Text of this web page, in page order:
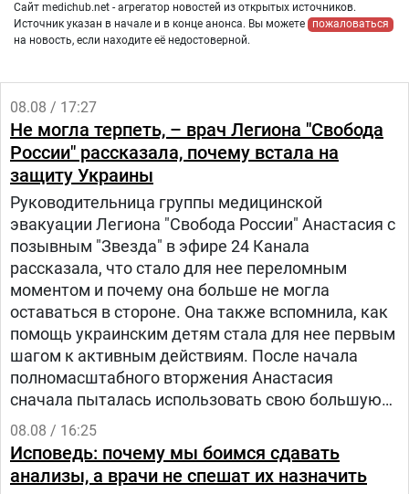
Сайт medichub.net - агрегатор новостей из открытых источников.
Источник указан в начале и в конце анонса. Вы можете
пожаловаться
на новость, если находите её недостоверной.
08.08 / 17:27
Не могла терпеть, – врач Легиона "Свобода
России" рассказала, почему встала на
защиту Украины
Руководительница группы медицинской
эвакуации Легиона "Свобода России" Анастасия с
позывным "Звезда" в эфире 24 Канала
рассказала, что стало для нее переломным
моментом и почему она больше не могла
оставаться в стороне. Она также вспомнила, как
помощь украинским детям стала для нее первым
шагом к активным действиям. После начала
полномасштабного вторжения Анастасия
сначала пыталась использовать свою большую
русскоязычную аудиторию, чтобы объяснять
людям в России, что на самом деле происходит в
Украине.
08.08 / 16:25
Исповедь: почему мы боимся сдавать
анализы, а врачи не спешат их назначить